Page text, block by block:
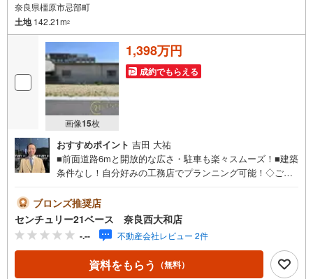
奈良県橿原市忌部町
土地142.21m2
画像15枚
1,398万円
成約でもらえる
おすすめポイント 吉田 大祐
■前面道路6mと開放的な広さ・駐車も楽々スムーズ！■建築
条件なし！自分好みの工務店でプランニング可能！◇ご案
お時間でもご見学可！・今から見たい！というお声にもご
対応できます！◇住宅ローンもお任せください！◇・提携
銀行多数あり（地方銀行・都市銀行・信用金庫etc）・優遇
後適用金利 0.875％～（審査内容により異なります）--- ◇
◇ Yahoo！不動産キャンペーン対象店舗 ◇◇ ----当店で物
件を成約いただくとPayPayボーナスライトがもらえる【Y
ブロンズ推奨店
センチュリー21ベース 奈良西大和店
-.-- 不動産会社レビュー 2件
資料をもらう （無料）